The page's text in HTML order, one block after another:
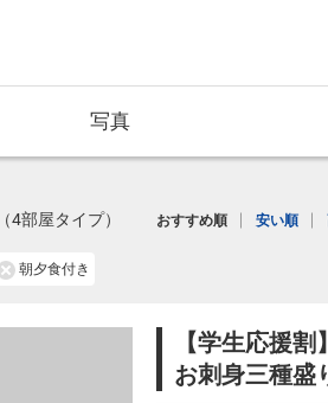
写真
朝夕食付き
4部屋タイプ） おすすめ順 安い順
【学生応援
お刺身三種盛